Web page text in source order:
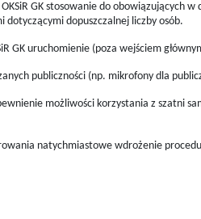
GK stosowanie do obowiązujących
dopuszczalnej liczby osób.
uruchomienie (poza wejściem
publiczności (np. mikrofony dla
możliwości korzystania z szatni
natychmiastowe wdrożenie